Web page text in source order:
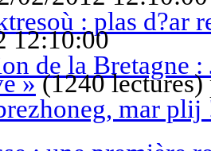
: plas d?ar
12:10:00
de la Bretagne :
»(1240 lectures)
mar plij